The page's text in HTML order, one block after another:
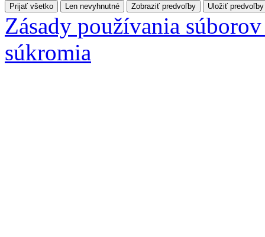
Prijať všetko Len nevyhnutné Zobraziť predvoľby Uložiť predvoľby
Zásady používania
súkromia